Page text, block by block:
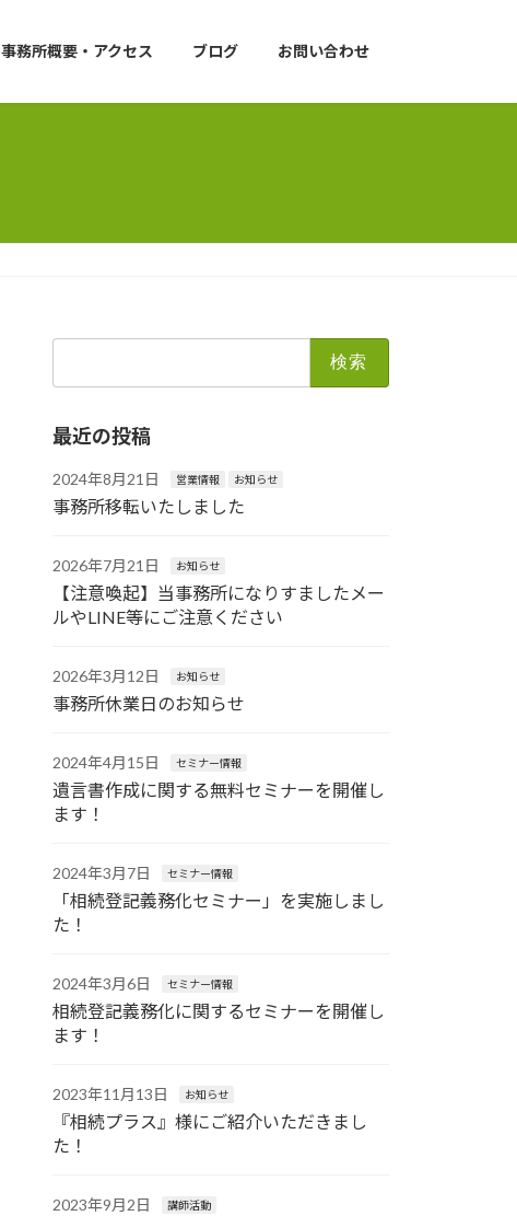
事務所概要・アクセス ブログ お問い合わせ
最近の投稿
2024年8月21日 営業情報 お知らせ
事務所移転いたしました
2026年7月21日 お知らせ
【注意喚起】当事務所になりすましたメー
ルやLINE等にご注意ください
2026年3月12日 お知らせ
事務所休業日のお知らせ
2024年4月15日 セミナー情報
遺言書作成に関する無料セミナーを開催し
ます！
2024年3月7日 セミナー情報
「相続登記義務化セミナー」を実施しまし
た！
2024年3月6日 セミナー情報
相続登記義務化に関するセミナーを開催し
ます！
2023年11月13日 お知らせ
『相続プラス』様にご紹介いただきまし
た！
2023年9月2日 講師活動